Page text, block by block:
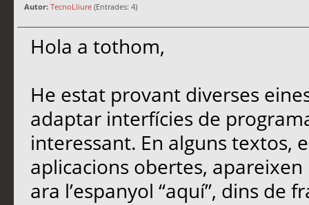
Autor: TecnoLliure (Entrades: 4)
Hola a tothom,
He estat provant diverses
adaptar interfícies de
interessant. En alguns textos,
aplicacions obertes,
ara l’espanyol “aquí”, dins de